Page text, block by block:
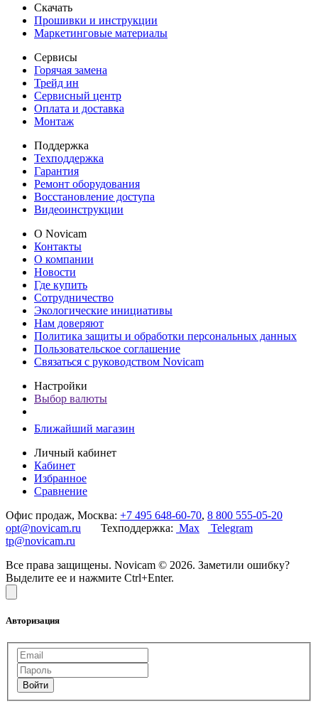
Скачать
Прошивки и инструкции
Маркетинговые материалы
Сервисы
Горячая замена
Трейд ин
Сервисный центр
Оплата и доставка
Монтаж
Поддержка
Техподдержка
Гарантия
Ремонт оборудования
Восстановление доступа
Видеоинструкции
О Novicam
Контакты
О компании
Новости
Где купить
Сотрудничество
Экологические инициативы
Нам доверяют
Политика защиты и обработки персональных данных
Пользовательское соглашение
Связаться с руководством Novicam
Настройки
Выбор валюты
Ближайший магазин
Личный кабинет
Кабинет
Избранное
Сравнение
Офис продаж, Москва: +7 495 648-60-70, 8 800 555-05-20
opt@novicam.ru Техподдержка: Max
Telegram
tp@novicam.ru
Все права защищены. Novicam © 2026. Заметили ошибку?
Выделите ее и нажмите Ctrl+Enter.
Авторизация